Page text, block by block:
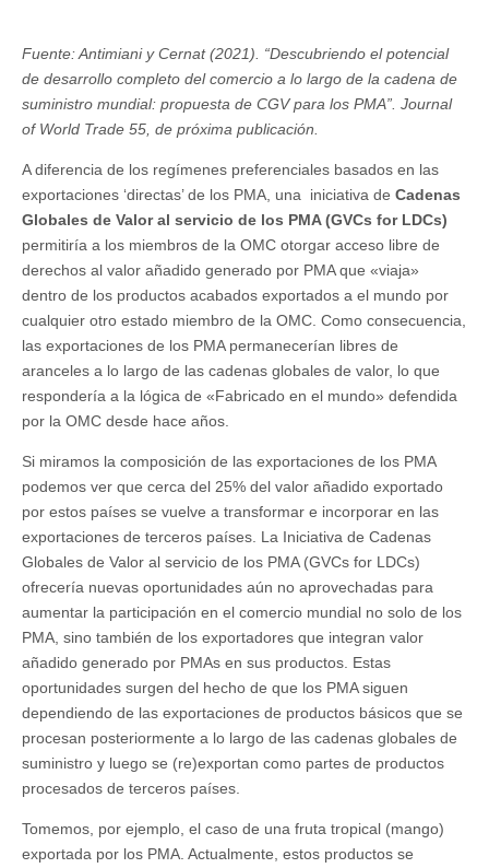
Fuente: Antimiani y Cernat (2021). “Descubriendo el potencial
de desarrollo completo del comercio a lo largo de la cadena de
suministro mundial: propuesta de CGV para los PMA”. Journal
of World Trade 55, de próxima publicación.
A diferencia de los regímenes preferenciales basados en las
exportaciones ‘directas’ de los PMA, una iniciativa de Cadenas
Globales de Valor al servicio de los PMA (GVCs for LDCs)
permitiría a los miembros de la OMC otorgar acceso libre de
derechos al valor añadido generado por PMA que «viaja»
dentro de los productos acabados exportados a el mundo por
cualquier otro estado miembro de la OMC. Como consecuencia,
las exportaciones de los PMA permanecerían libres de
aranceles a lo largo de las cadenas globales de valor, lo que
respondería a la lógica de «Fabricado en el mundo» defendida
por la OMC desde hace años.
Si miramos la composición de las exportaciones de los PMA
podemos ver que cerca del 25% del valor añadido exportado
por estos países se vuelve a transformar e incorporar en las
exportaciones de terceros países. La Iniciativa de Cadenas
Globales de Valor al servicio de los PMA (GVCs for LDCs)
ofrecería nuevas oportunidades aún no aprovechadas para
aumentar la participación en el comercio mundial no solo de los
PMA, sino también de los exportadores que integran valor
añadido generado por PMAs en sus productos. Estas
oportunidades surgen del hecho de que los PMA siguen
dependiendo de las exportaciones de productos básicos que se
procesan posteriormente a lo largo de las cadenas globales de
suministro y luego se (re)exportan como partes de productos
procesados de terceros países.
Tomemos, por ejemplo, el caso de una fruta tropical (mango)
exportada por los PMA. Actualmente, estos productos se